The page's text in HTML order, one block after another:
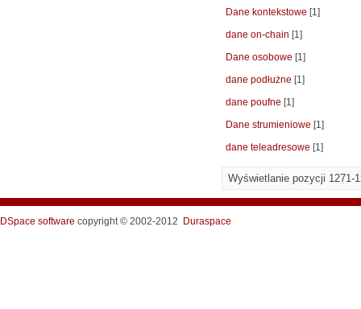
Dane kontekstowe [1]
dane on-chain [1]
Dane osobowe [1]
dane podłużne [1]
dane poufne [1]
Dane strumieniowe [1]
dane teleadresowe [1]
Wyświetlanie pozycji 1271-
DSpace software copyright © 2002-2012 Duraspace